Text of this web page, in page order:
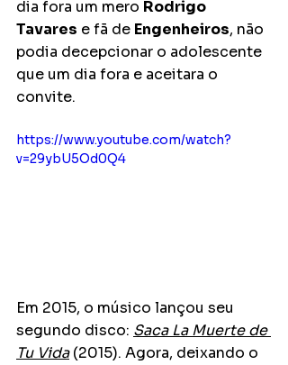
dia fora um mero Rodrigo
Tavares e fã de Engenheiros, não
podia decepcionar o adolescente
que um dia fora e aceitara o
convite.
https://www.youtube.com/watch?
v=29ybU5Od0Q4
Em 2015, o músico lançou seu
segundo disco: Saca La Muerte de
Tu Vida (2015). Agora, deixando o